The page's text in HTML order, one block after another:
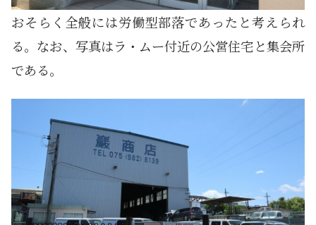
おそらく全般には労働型部落であったと考えられ
る。なお、写真はラ・ムー付近の公営住宅と集会所
である。